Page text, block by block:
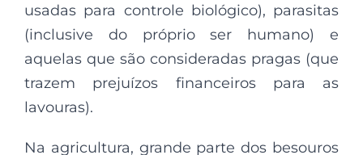
usadas para controle biológico), parasitas
(inclusive do próprio ser humano) e
aquelas que são consideradas pragas (que
trazem prejuízos financeiros para as
lavouras).
Na agricultura, grande parte dos besouros